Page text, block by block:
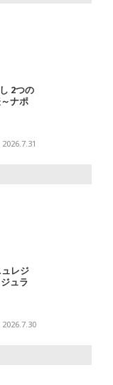
2つの
ナポ
2026.7.31
レジ
ュラ
2026.7.30